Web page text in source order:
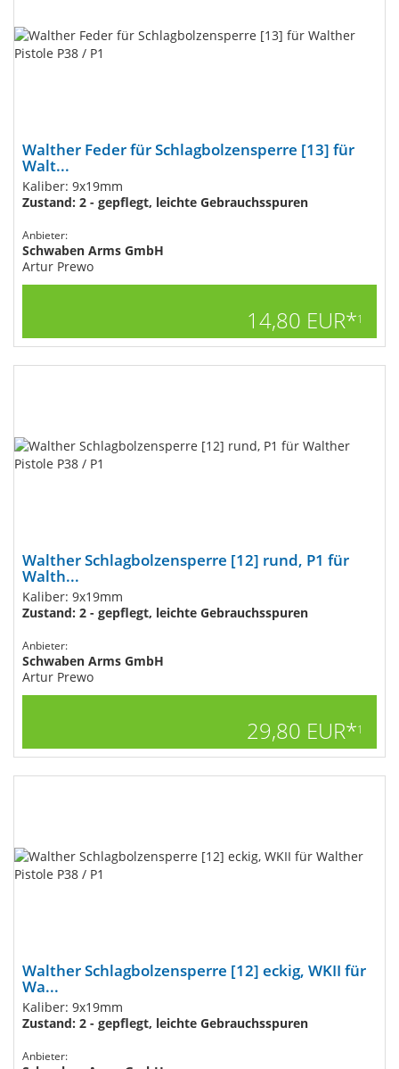
Walther Feder für Schlagbolzensperre [13] für
Walt...
Kaliber: 9x19mm
Zustand: 2 - gepflegt, leichte Gebrauchsspuren
Anbieter:
Schwaben Arms GmbH
Artur Prewo
14,80 EUR*1
Walther Schlagbolzensperre [12] rund, P1 für
Walth...
Kaliber: 9x19mm
Zustand: 2 - gepflegt, leichte Gebrauchsspuren
Anbieter:
Schwaben Arms GmbH
Artur Prewo
29,80 EUR*1
Walther Schlagbolzensperre [12] eckig, WKII für
Wa...
Kaliber: 9x19mm
Zustand: 2 - gepflegt, leichte Gebrauchsspuren
Anbieter: